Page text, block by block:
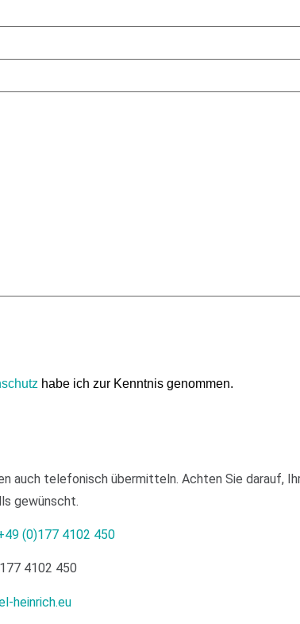
habe ich zur Kenntnis genommen.
auch telefonisch übermitteln. Achten Sie darauf,
gewünscht.
(0)177 4102 450
4102 450
heinrich.eu